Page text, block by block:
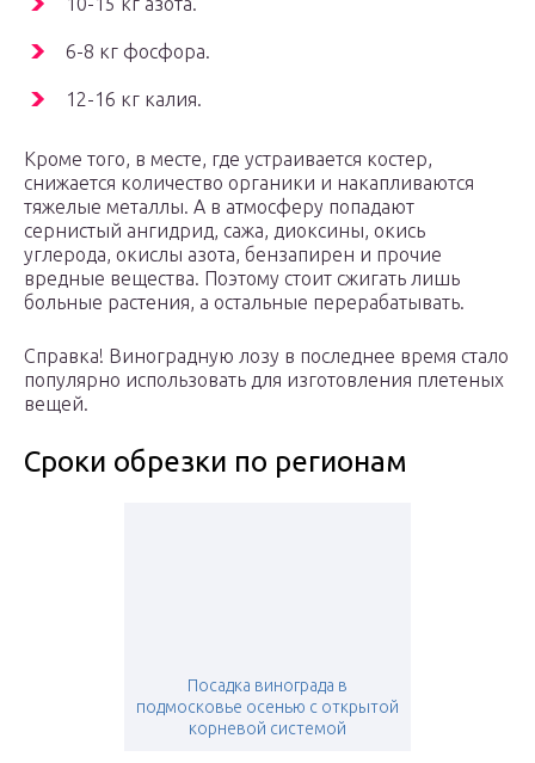
6-8 кг фосфора.
12-16 кг калия.
Кроме того, в месте, где устраивается костер,
снижается количество органики и накапливаются
тяжелые металлы. А в атмосферу попадают
сернистый ангидрид, сажа, диоксины, окись
углерода, окислы азота, бензапирен и прочие
вредные вещества. Поэтому стоит сжигать лишь
больные растения, а остальные перерабатывать.
Справка! Виноградную лозу в последнее время стало
популярно использовать для изготовления плетеных
вещей.
Сроки обрезки по регионам
Посадка винограда в
подмосковье осенью с открытой
корневой системой